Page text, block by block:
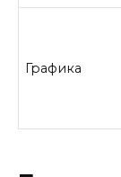
Графика